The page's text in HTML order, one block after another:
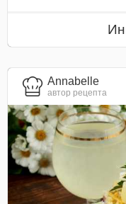
Annabelle
автор рецепта